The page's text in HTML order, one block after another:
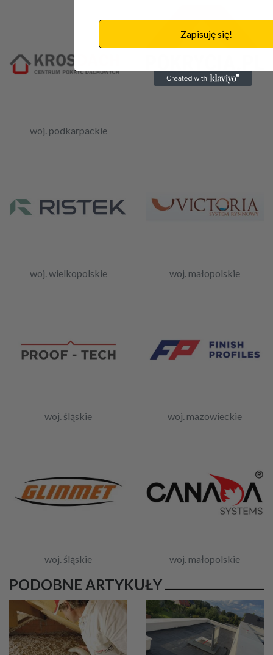
woj. podkarpackie
woj. śląskie
woj. wielkopolskie woj. małopolskie
woj. śląskie woj. mazowieckie
woj. śląskie woj. małopolskie
PODOBNE ARTYKUŁY
Zapisuję się!